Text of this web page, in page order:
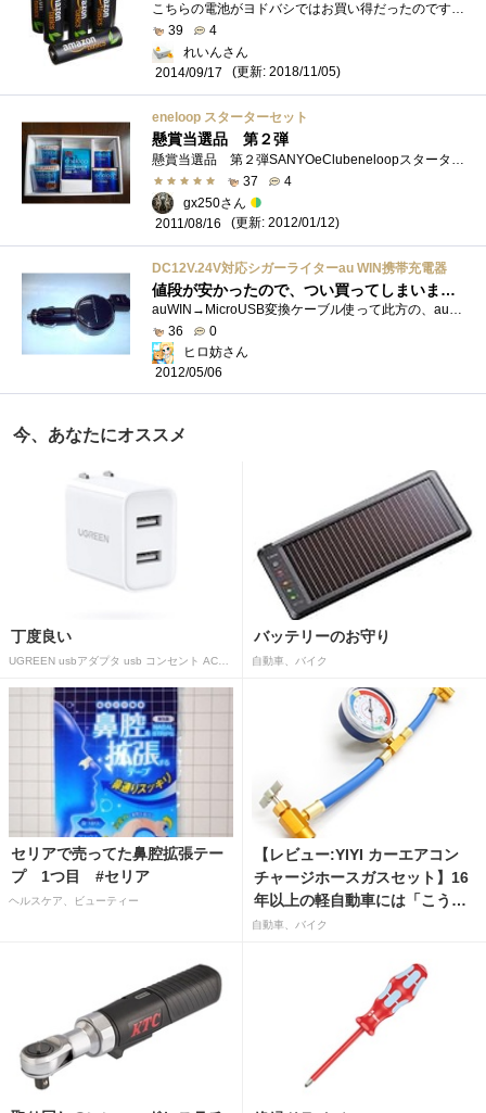
こちらの電池がヨドバシではお買い得だったのですがとうとう在庫が無くなったのか見当たらなくなってしまいました。いろいろ探してみたので�...
39
4
れいんさん
2014/09/17
(更新: 2018/11/05)
eneloop スターターセット
懸賞当選品 第２弾
懸賞当選品 第２弾SANYOeClubeneloopスターターセットが当選した。確か当選人数50人。これは本当に嬉しかった。懸賞のいいところは忘れた頃に届く�...
37
4
gx250さん
2011/08/16
(更新: 2012/01/12)
DC12V.24V対応シガーライターau WIN携帯充電器
値段が安かったので、つい買ってしまいました。第3弾
auWIN→MicroUSB変換ケーブル使って此方の、auIS12Tの充電に使います。パッケージ外見カーバッテリーで充電出来るし、リール巻き取り式ですのでケー...
36
0
ヒロ妨さん
2012/05/06
今、あなたにオススメ
丁度良い バッテリーのお守り
自動車、バイク
セリアで売ってた鼻腔拡張テー
プ 1つ目 #セリア
ヘルスケア、ビューティー
【レビュー:YIYI カーエアコン
チャージホースガスセット】16
年以上の軽自動車には「こうか
はばつぐんだ」が…
自動車、バイク